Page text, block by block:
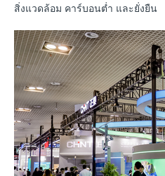
สิ่งแวดล้อม คาร์บอนต่ำ และยั่งยืน